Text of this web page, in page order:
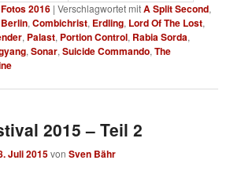
Fotos 2016 |Verschlagwortet mitA Split Second,
Berlin,Combichrist, Erdling, Lord Of The Lost,
, Palast, Portion Control, Rabia Sorda,
,Sonar,Suicide Commando,The
2015 – Teil 2
Juli 2015vonSven Bähr